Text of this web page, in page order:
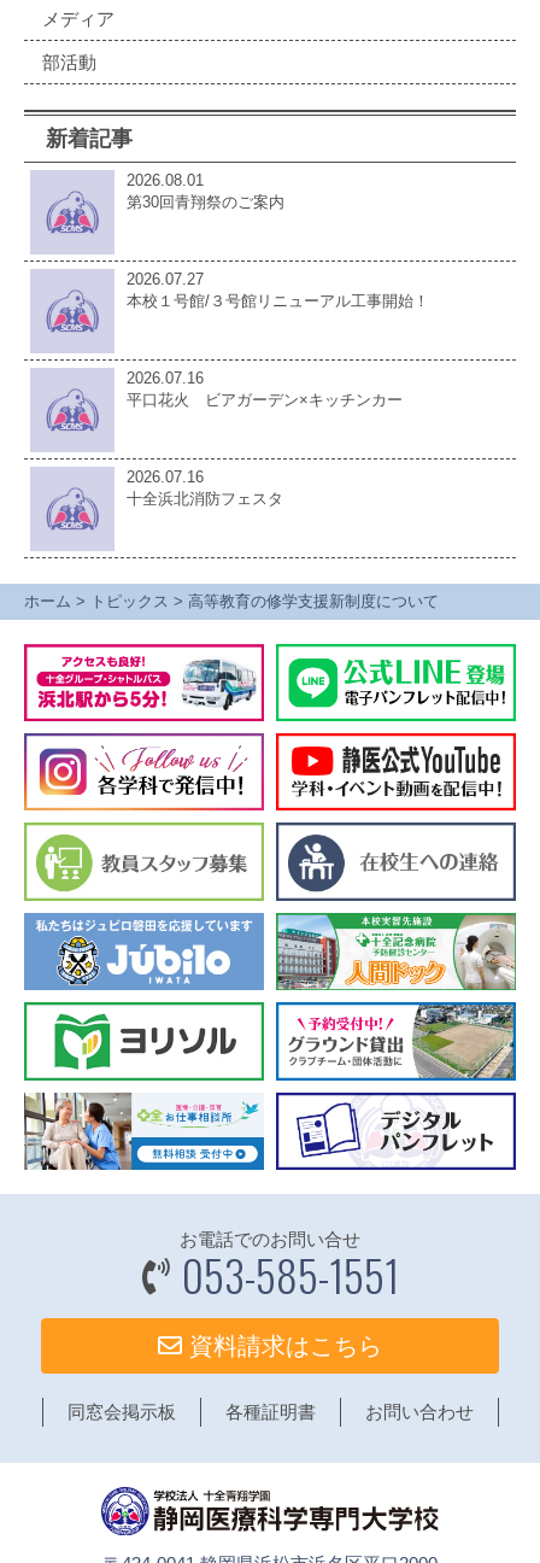
メディア
部活動
新着記事
2026.08.01
第30回青翔祭のご案内
2026.07.27
本校１号館/３号館リニューアル工事開始！
2026.07.16
平口花火 ビアガーデン×キッチンカー
2026.07.16
十全浜北消防フェスタ
ホーム > トピックス > 高等教育の修学支援新制度について
お電話でのお問い合せ
053-585-1551
資料請求はこちら
同窓会掲示板 各種証明書 お問い合わせ